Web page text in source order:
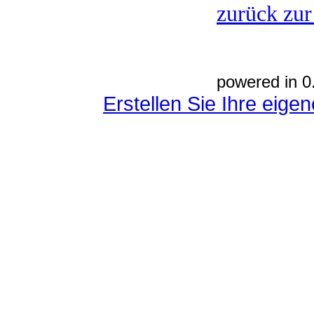
zurück
powered in
Erstellen Sie Ihre